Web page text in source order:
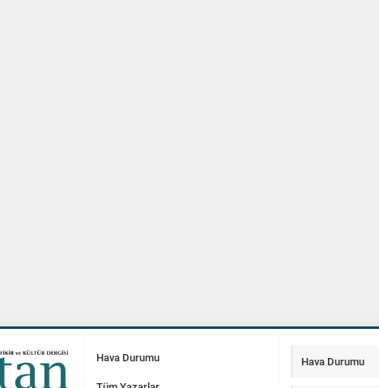
Hava Durumu
Hava Durumu